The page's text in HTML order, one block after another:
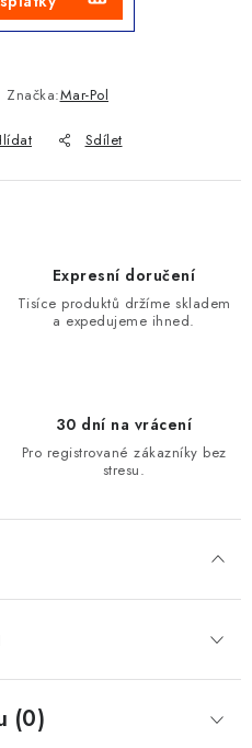
Značka:Mar-Pol
Sdílet
Expresní doručení
Tisíce produktů držíme skladem
a expedujeme ihned.
30 dní na vrácení
Pro registrované zákazníky bez
stresu.
(0)